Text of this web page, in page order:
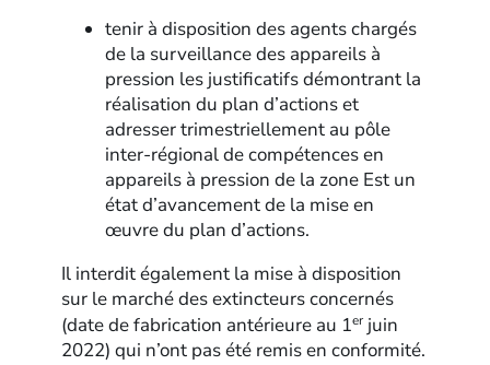
tenir à disposition des agents chargés
de la surveillance des appareils à
pression les justificatifs démontrant la
réalisation du plan d’actions et
adresser trimestriellement au pôle
inter-régional de compétences en
appareils à pression de la zone Est un
état d’avancement de la mise en
œuvre du plan d’actions.
Il interdit également la mise à disposition
sur le marché des extincteurs concernés
(date de fabrication antérieure au 1er juin
2022) qui n’ont pas été remis en conformité.